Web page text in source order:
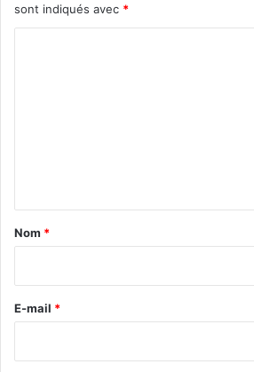
sont indiqués avec *
a
e
Nom *
E-mail *